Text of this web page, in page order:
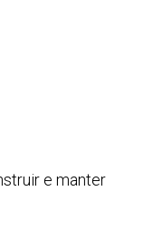
e manter